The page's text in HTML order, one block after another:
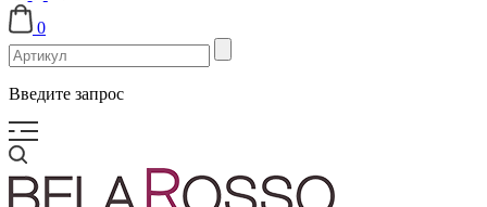
0
Введите запрос